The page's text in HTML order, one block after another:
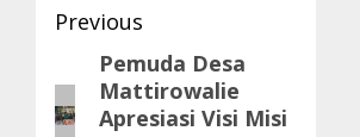
Post
navigation
Previous
Previous
post:
Pemuda Desa
Mattirowalie
Apresiasi Visi Misi